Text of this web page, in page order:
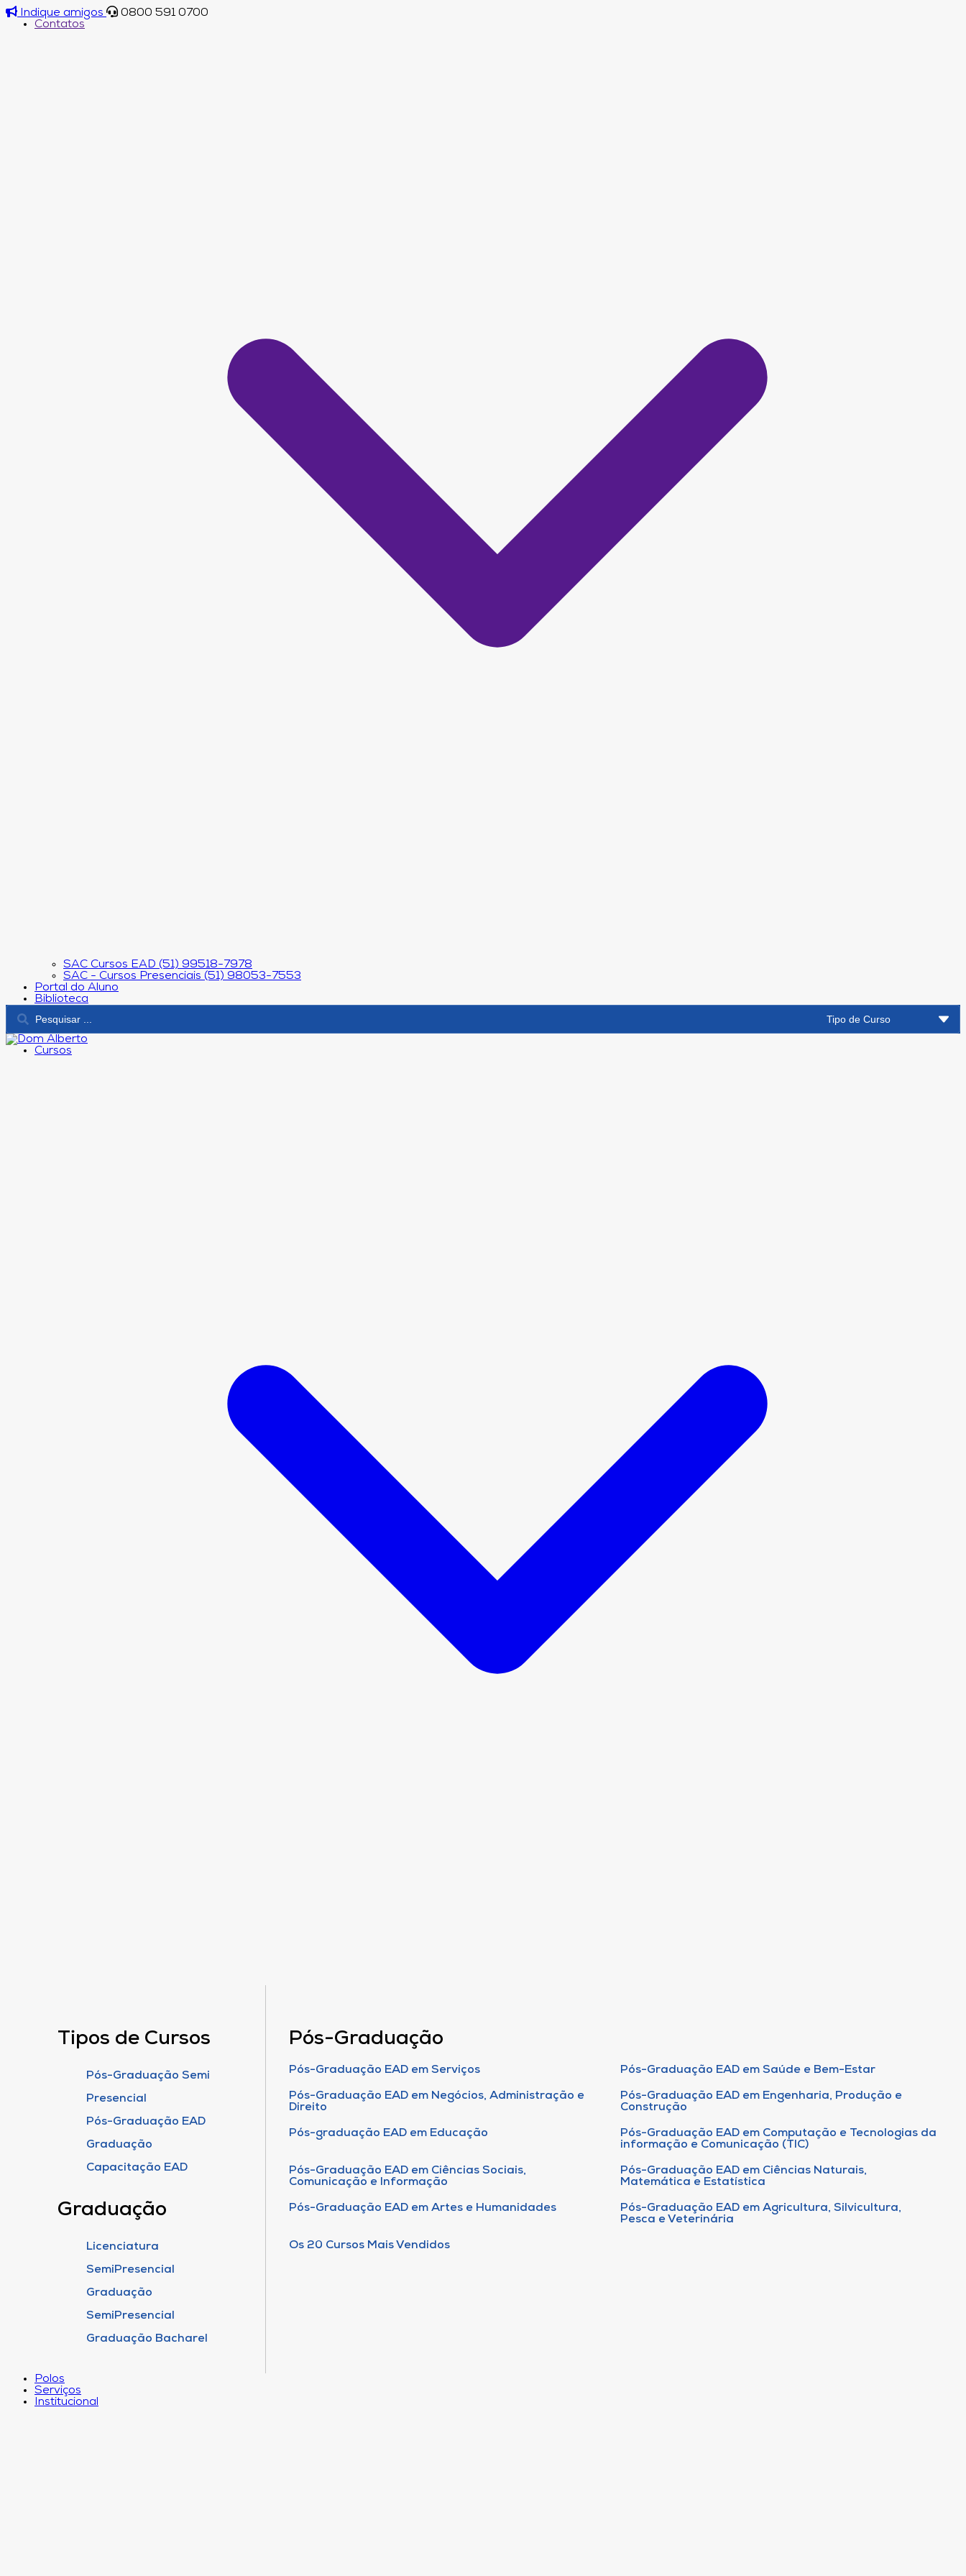
Indique amigos
0800 591 0700
Contatos
SAC Cursos EAD (51) 99518-7978
SAC - Cursos Presenciais (51) 98053-7553
Portal do Aluno
Biblioteca
Cursos
Tipos de Cursos
Pós-Graduação Semi
Presencial
Pós-Graduação EAD
Graduação
Capacitação EAD
Graduação
Licenciatura
SemiPresencial
Graduação
SemiPresencial
Graduação Bacharel
Pós-Graduação
Pós-Graduação EAD em Serviços Pós-Graduação EAD em Saúde e Bem-Estar
Pós-Graduação EAD em Negócios, Administração e
Direito
Pós-Graduação EAD em Engenharia, Produção e
Construção
Pós-graduação EAD em Educação
Pós-Graduação EAD em Computação e Tecnologias da
informação e Comunicação (TIC)
Pós-Graduação EAD em Ciências Sociais,
Comunicação e Informação
Pós-Graduação EAD em Ciências Naturais,
Matemática e Estatística
Pós-Graduação EAD em Artes e Humanidades
Pós-Graduação EAD em Agricultura, Silvicultura,
Pesca e Veterinária
Os 20 Cursos Mais Vendidos
Polos
Serviços
Institucional